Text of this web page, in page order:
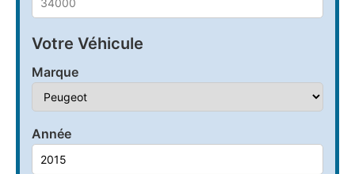
Votre Véhicule
Marque
Année